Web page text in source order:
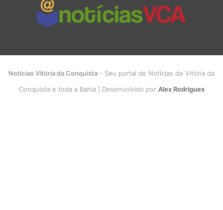
Notícias Vitória da Conquista - Seu portal de Notícias de Vitória da
Conquista e toda a Bahia | Desenvolvido por Alex Rodrigues